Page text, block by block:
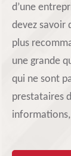
d’une
devez savoir
plus
une grande
qui ne sont
prestataires